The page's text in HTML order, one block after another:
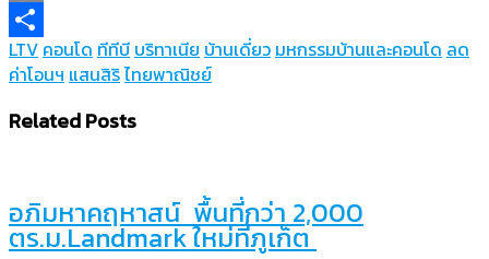
Copy
Link
Share
LTV คอนโด ทีทีบี บริทาเนีย บ้านเดี่ยว มหกรรมบ้านและคอนโด ลด
ค่าโอนฯ แสนสิริไทยพาณิชย์
Related Posts
อภิมหาคฤหาสน์ พื้นที่กว่า 2,000
ตร.ม.Landmark ใหม่ที่ภูเก็ต